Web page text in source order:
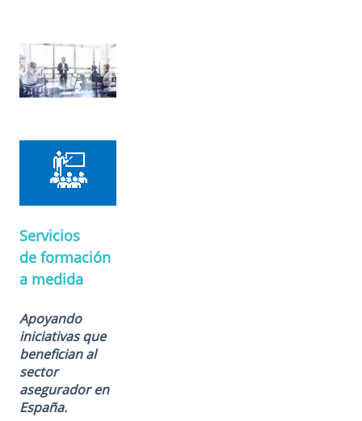
Servicios
de formación
a medida
Apoyando
iniciativas que
benefician al
sector
asegurador en
España.